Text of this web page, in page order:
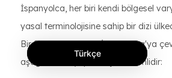
İspanyolca, her biri kendi bölgesel
yasal terminolojisine sahip bir dizi
Bir Satış Bildirgesini İspanyolca'ya
aşağıdakileri yapmak çok önemlidir:
Türkçe